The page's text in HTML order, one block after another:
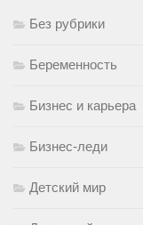
Без рубрики
Беременность
Бизнес и карьера
Бизнес-леди
Детский мир